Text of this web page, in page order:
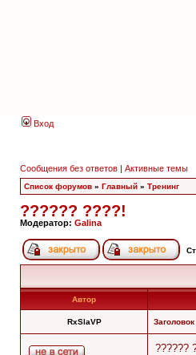
Вход
Сообщения без ответов | Активные темы
Список форумов » Главный » Тренинг
?????? ????!
Модератор: Galina
Автор
RxSlaVP
??????